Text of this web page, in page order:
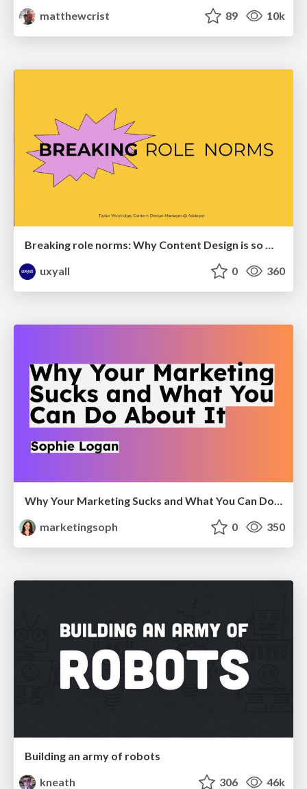
matthewcrist
89 10k
Breaking role norms: Why Content Design is so much more than writing copy - Taylor Woolridge
uxyall
0 360
marketingsoph
0 350
Building an army of robots
kneath
306 46k